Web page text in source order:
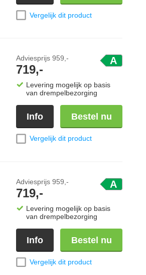
Vergelijk dit product
A
Adviesprijs 959,-
719,-
Levering mogelijk op basis
van drempelbezorging
Info Bestel nu
Vergelijk dit product
A
Adviesprijs 959,-
719,-
Levering mogelijk op basis
van drempelbezorging
Info Bestel nu
Vergelijk dit product